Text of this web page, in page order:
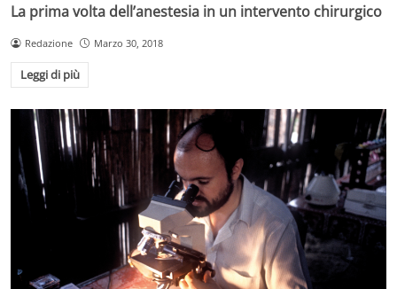
La prima volta dell’anestesia in un intervento chirurgico
Redazione Marzo 30, 2018
Leggi di più